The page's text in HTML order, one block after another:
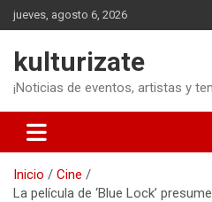
Saltar
al
jueves, agosto 6, 2026
kulturizate
¡Noticias de eventos, artistas y
Inicio
Cine
La película de ‘Blue Lock’